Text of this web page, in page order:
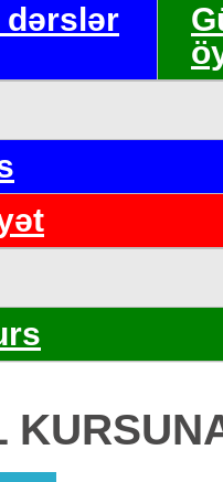
dərslər